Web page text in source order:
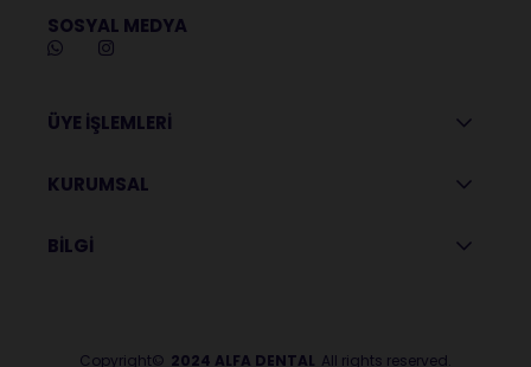
SOSYAL MEDYA
ÜYE İŞLEMLERİ
KURUMSAL
BİLGİ
Copyright© 2024 ALFA DENTAL All rights reserved.